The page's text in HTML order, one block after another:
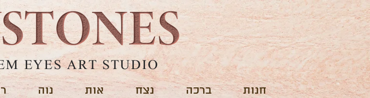
EYES ART STUDIO
נוה אות נצח ברכה חנות